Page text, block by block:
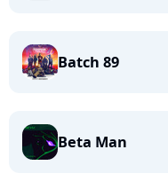
Batch 89
Beta Man